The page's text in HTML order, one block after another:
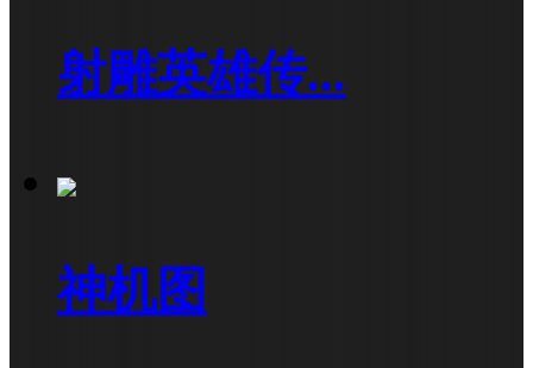
射雕英雄传...
神机图